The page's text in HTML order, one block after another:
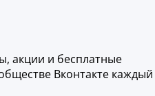
акции и бесплатные
Вконтакте каждый